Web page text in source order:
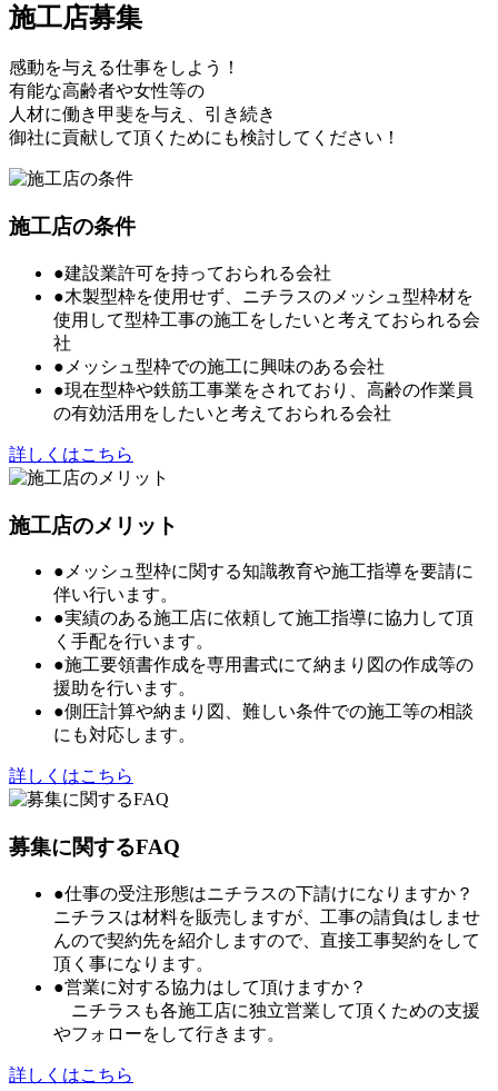
施工店募集
感動を与える仕事をしよう！
有能な高齢者や女性等の
人材に働き甲斐を与え、引き続き
御社に貢献して頂くためにも検討してください！
施工店の条件
●建設業許可を持っておられる会社
●木製型枠を使用せず、ニチラスのメッシュ型枠材を
使用して型枠工事の施工をしたいと考えておられる会
社
●メッシュ型枠での施工に興味のある会社
●現在型枠や鉄筋工事業をされており、高齢の作業員
の有効活用をしたいと考えておられる会社
詳しくはこちら
施工店のメリット
●メッシュ型枠に関する知識教育や施工指導を要請に
伴い行います。
●実績のある施工店に依頼して施工指導に協力して頂
く手配を行います。
●施工要領書作成を専用書式にて納まり図の作成等の
援助を行います。
●側圧計算や納まり図、難しい条件での施工等の相談
にも対応します。
詳しくはこちら
募集に関するFAQ
●仕事の受注形態はニチラスの下請けになりますか？
ニチラスは材料を販売しますが、工事の請負はしませ
んので契約先を紹介しますので、直接工事契約をして
頂く事になります。
●営業に対する協力はして頂けますか？
ニチラスも各施工店に独立営業して頂くための支援
やフォローをして行きます。
詳しくはこちら